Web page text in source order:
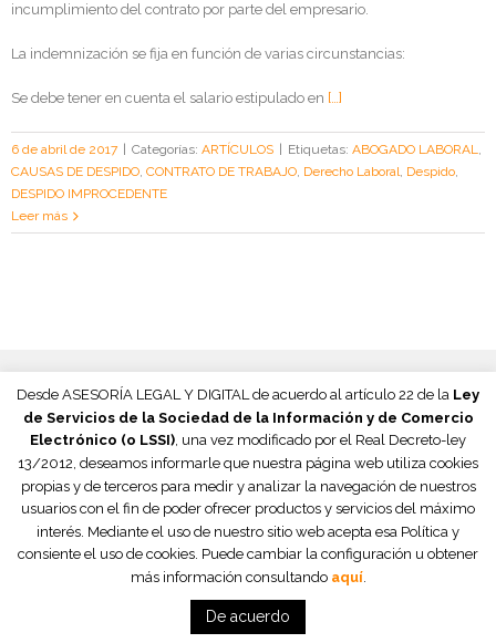
incumplimiento del contrato por parte del empresario.
La indemnización se fija en función de varias circunstancias:
Se debe tener en cuenta el salario estipulado en […]
6 de abril de 2017 Categorías: ARTÍCULOS Etiquetas: ABOGADO LABORAL,
CAUSAS DE DESPIDO, CONTRATO DE TRABAJO, Derecho Laboral, Despido,
DESPIDO IMPROCEDENTE
Leer más
Asesoría Legal y Digital S.C.|Términos legales y condiciones
Propiedad Intelectual
Desde ASESORÍA LEGAL Y DIGITAL de acuerdo al artículo 22 de la Ley
de Servicios de la Sociedad de la Información y de Comercio
Electrónico (o LSSI), una vez modificado por el Real Decreto-ley
13/2012, deseamos informarle que nuestra página web utiliza cookies
propias y de terceros para medir y analizar la navegación de nuestros
usuarios con el fin de poder ofrecer productos y servicios del máximo
interés. Mediante el uso de nuestro sitio web acepta esa Política y
consiente el uso de cookies. Puede cambiar la configuración u obtener
más información consultando aquí.
De acuerdo